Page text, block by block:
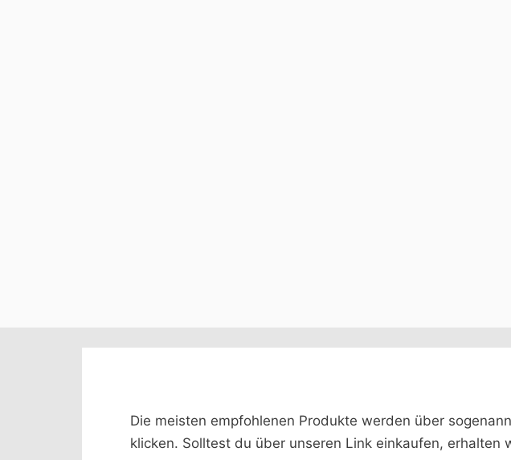
Die meisten empfohlenen Produkte werden über
klicken. Solltest du über unseren Link einkaufen,